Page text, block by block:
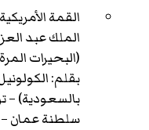
القمة
الملك عبد
بقلم:
بالسعودية) –
سلطنة عمان –